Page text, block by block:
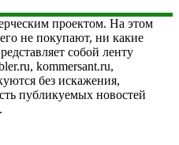
проектом. На этом
не покупают, ни какие
собой ленту
kommersant.ru,
без искажения,
публикуемых новостей